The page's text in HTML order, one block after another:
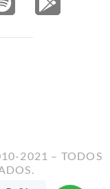
2021 – TODOS